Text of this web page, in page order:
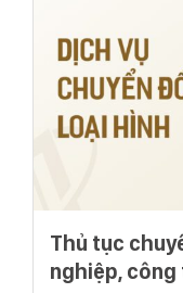
Thủ tục
nghiệp, công